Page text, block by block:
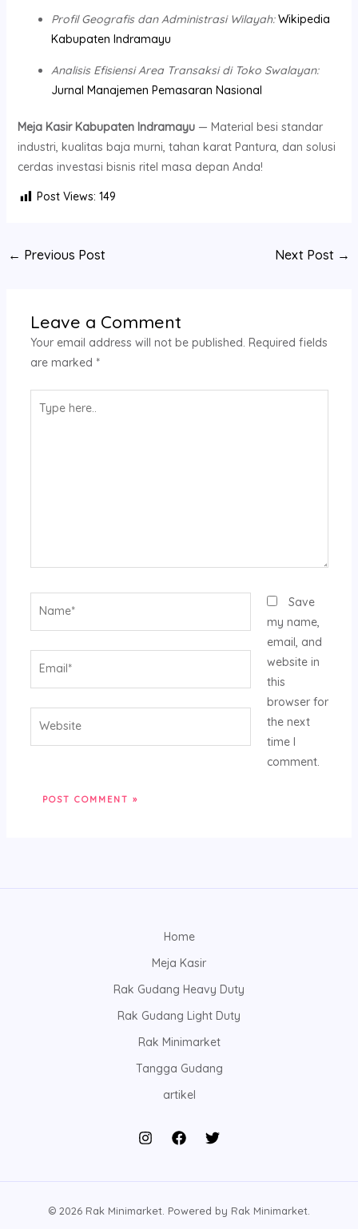
Profil Geografis dan Administrasi Wilayah: Wikipedia
Kabupaten Indramayu
Analisis Efisiensi Area Transaksi di Toko Swalayan:
Jurnal Manajemen Pemasaran Nasional
Meja Kasir Kabupaten Indramayu— Material besi standar
industri, kualitas baja murni, tahan karat Pantura, dan solusi
cerdas investasi bisnis ritel masa depan Anda!
Post Views: 149
← Previous Post Next Post →
Leave a Comment
Your email address will not be published. Required fields
are marked *
here..
Save
my name,
email, and
website in
this
browser for
the next
time I
comment.
Home
Meja Kasir
Rak Gudang Heavy Duty
Rak Gudang Light Duty
Rak Minimarket
Tangga Gudang
artikel
© 2026 Rak Minimarket. Powered by Rak Minimarket.